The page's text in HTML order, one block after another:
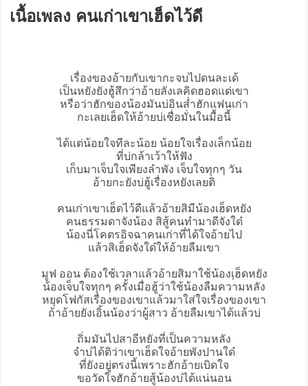
เนื้อเพลง คนเก่าเขาเฮ็ดไว้ดี
เรื่องของอ้ายกับเขากะจบไปดนละเด้
เป็นหยังยังฮู้สึกว่าอ้ายลังเลคิดฮอดแต่เขา
หรือว่าฮักของน้องมันบ่อินส่ำฮักแฟนเก่า
กะเลยเฮ็ดให้อ้ายบ่เชื่อมั่นในมื้อนี้
ได้แต่น้อยใจทีละน้อย น้อยใจเรื่องเล็กน้อย
ที่บ่กล้าเว้าให้ฟัง
เก็บมาเจ็บใจเพียงลำพัง เจ็บใจทุกๆ วัน
อ้ายกะยังบ่ฮู้เรื่องหยังเลยติ
คนเก่าเขาเฮ็ดไว้ดีแล้วอ้ายสิมีน้องเฮ็ดหยัง
คนธรรมดาจังน้อง สิสู้คนทำมาดีจังใด๋
น้องนี่โคตรอิจฉาคนเก่าที่ได้ใจอ้ายไป
แล้วสิเฮ็ดจังใด๋ให้อ้ายลืมเขา
มูฟ ออน ต้องใช้เวลาแล้วอ้ายสิมาใช้น้องเฺฮ็ดหยัง
น้องเจ็บใจทุกๆ ครั้งเมื่อฮู้ว่าใช้น้องลืมความหลัง
หยุดโฟกัสเรื่องของเขาแล้วมาใส่ใจเรื่องของเขา
ถ้าอ้ายยังเอิ้นน้องว่าผู้สาว อ้ายลืมเขาได้แล้วบ่
ถิ่มมันไปสาอีหยังที่เป็นความหลัง
จำบ่ได้ติว่าเขาเฮ็ดใจอ้ายพังปานใด๋
ที่ยังอยู่ตรงนี้เพราะฮักอ้ายเบิดใจ
ขอวัดใจฮักอ้ายสู้น้องบ่ได้แน่นอน